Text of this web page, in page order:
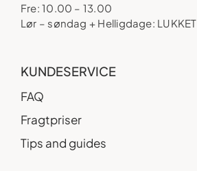
Fre: 10.00 – 13.00
Lør – søndag + Helligdage: LUKKET
KUNDESERVICE
FAQ
Fragtpriser
Tips and guides